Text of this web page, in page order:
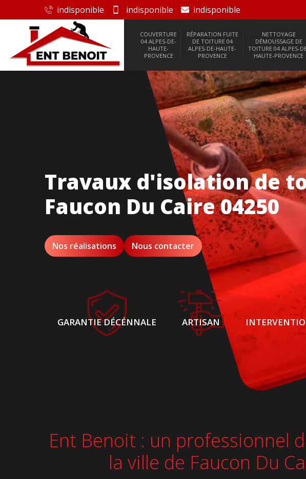
indisponible indisponible indisponible
COUVERTURE
04 ALPES-DE-
HAUTE-
PROVENCE
RÉPARATION FUITE
DE TOITURE 04
ALPES-DE-HAUTE-
PROVENCE
NETTOYAGE
DÉMOUSSAGE DE
TOITURE 04 ALPES-
HAUTE-PROVENCE
Travaux d'isolation de
Faucon Du Caire 04250
Nos réalisations Nous contacter
GARANTIE DÉCÉNNALE ARTISAN
Ent Benoit : un professionnel
la ville de Faucon Du